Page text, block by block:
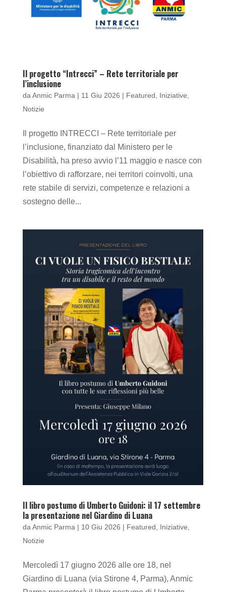
Il progetto “Intrecci” – Rete territoriale per
l’inclusione
daAnmic Parma| 11 Giu 2026 | Featured, Iniziative,
Notizie
Il progetto INTRECCI – Rete territoriale per
l’inclusione, finanziato dal Ministero per le
Disabilità, ha preso avvio l’11 maggio e nasce con
l’obiettivo di rafforzare, nei territori coinvolti, una
rete stabile di servizi, competenze e relazioni a
sostegno delle...
Il libro postumo di Umberto Guidoni: il 17 settembre
la presentazione nel Giardino di Luana
daAnmic Parma| 10 Giu 2026 | Featured, Iniziative,
Notizie
Mercoledì 17 giugno 2026 alle ore 18, nel
Giardino di Luana (via Stirone 4, Parma), Anmic